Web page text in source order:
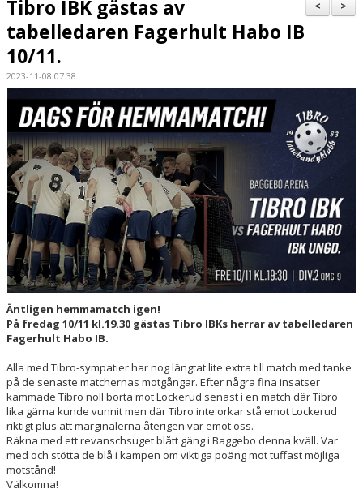
KALENDER
BILDGALLERI
INSTRUKTION/DOKUMENT FUNKTIONÄR/LAGFÖRÄLDER
MEDLEMSKAP
LÄNKAR
KONTAKT
OM KLUBBEN
LEDARE
>
<
Tibro IBK gästas av
tabelledaren Fagerhult Habo IB
10/11.
2023-11-08 07:38
Äntligen hemmamatch igen!
På fredag 10/11 kl.19.30 gästas Tibro IBKs herrar av tabelledaren
Fagerhult Habo IB.
Alla med Tibro-sympatier har nog längtat lite extra till match med tanke
på de senaste matchernas motgångar. Efter några fina insatser
kammade Tibro noll borta mot Lockerud senast i en match där Tibro
lika gärna kunde vunnit men där Tibro inte orkar stå emot Lockerud
riktigt plus att marginalerna återigen var emot oss.
Räkna med ett revanschsuget blått gäng i Baggebo denna kväll. Var
med och stötta de blå i kampen om viktiga poäng mot tuffast möjliga
motstånd!
Välkomna!